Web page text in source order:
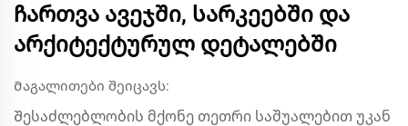
ჩართვა ავეჯში, სარკეებში და
არქიტექტურულ დეტალებში
Მაგალითები შეიცავს:
Შესაძლებლობის მქონე თეთრი საშუალებით უკან